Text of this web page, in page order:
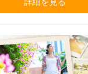
詳細を見る